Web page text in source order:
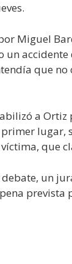
Miguel
accidente
que
a
lugar,
que
debate, un
prevista